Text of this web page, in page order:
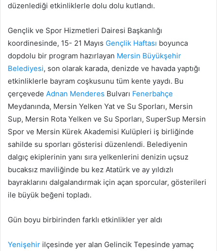
düzenlediği etkinliklerle dolu dolu kutlandı.
Gençlik ve Spor Hizmetleri Dairesi Başkanlığı
koordinesinde, 15- 21 Mayıs Gençlik Haftası boyunca
dopdolu bir program hazırlayan Mersin Büyükşehir
Belediyesi, son olarak karada, denizde ve havada yaptığı
etkinliklerle bayram coşkusunu tüm kente yaydı. Bu
çerçevede Adnan Menderes Bulvarı Fenerbahçe
Meydanında, Mersin Yelken Yat ve Su Sporları, Mersin
Sup, Mersin Rota Yelken ve Su Sporları, SuperSup Mersin
Spor ve Mersin Kürek Akademisi Kulüpleri iş birliğinde
sahilde su sporları gösterisi düzenlendi. Belediyenin
dalgıç ekiplerinin yanı sıra yelkenlerini denizin uçsuz
bucaksız maviliğinde bu kez Atatürk ve ay yıldızlı
bayraklarını dalgalandırmak için açan sporcular, gösterileri
ile büyük beğeni topladı.
Gün boyu birbirinden farklı etkinlikler yer aldı
Yenişehir ilçesinde yer alan Gelincik Tepesinde yamaç